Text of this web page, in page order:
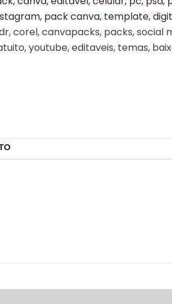
pack canva, template,
corel, canvapacks, packs, social
youtube, editaveis, temas,